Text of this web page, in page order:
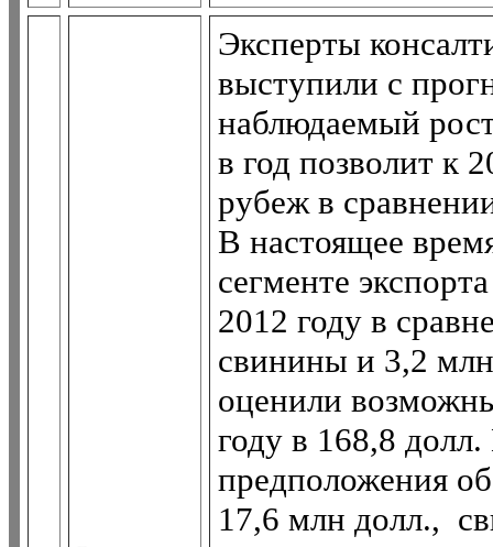
Эксперты
выступили с
наблюдаемый
в год позволит к
рубеж в
В настоящее
сегменте
2012 году в
свинины и 3,2
оценили
году в 168,8
предположения
17,6 млн долл.,